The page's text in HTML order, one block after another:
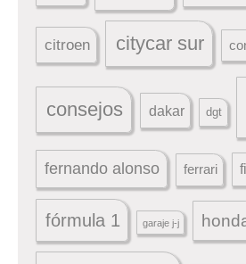
citroen citycar sur
consejos dakar dgt
fernando alonso ferrari
fórmula 1 garaje j-j